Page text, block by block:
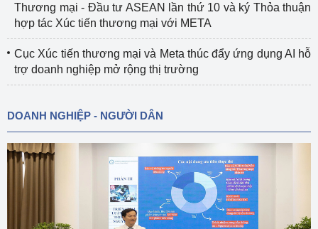
Thương mại - Đầu tư ASEAN lần thứ 10 và ký Thỏa thuận
hợp tác Xúc tiến thương mại với META
Cục Xúc tiến thương mại và Meta thúc đẩy ứng dụng AI hỗ
trợ doanh nghiệp mở rộng thị trường
DOANH NGHIỆP - NGƯỜI DÂN